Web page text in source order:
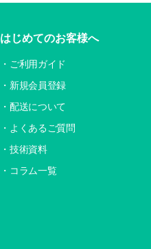
はじめてのお客様へ
ご利用ガイド
新規会員登録
配送について
よくあるご質問
技術資料
コラム一覧